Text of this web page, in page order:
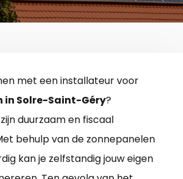
met een installateur voor
in Solre-Saint-Géry?
duurzaam en fiscaal
behulp van de zonnepanelen
kan je zelfstandig jouw eigen